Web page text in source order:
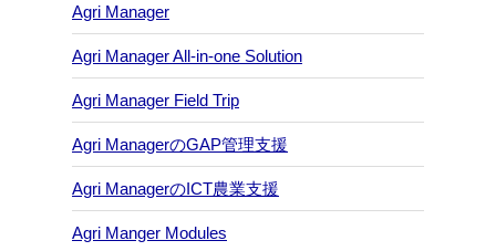
Agri Manager
Agri Manager All-in-one Solution
Agri Manager Field Trip
Agri ManagerのGAP管理支援
Agri ManagerのICT農業支援
Agri Manger Modules